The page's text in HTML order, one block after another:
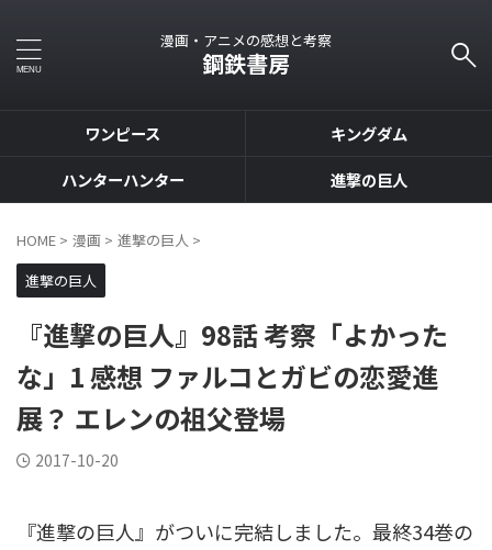
漫画・アニメの感想と考察
鋼鉄書房
ワンピース
キングダム
ハンターハンター
進撃の巨人
HOME > 漫画 > 進撃の巨人 >
進撃の巨人
『進撃の巨人』98話 考察「よかった
な」1 感想 ファルコとガビの恋愛進
展？ エレンの祖父登場
2017-10-20
『進撃の巨人』がついに完結しました。最終34巻の